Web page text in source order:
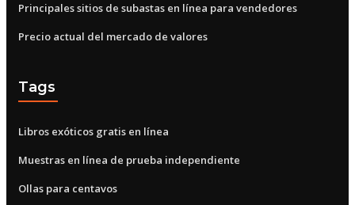
Principales sitios de subastas en línea para vendedores
Precio actual del mercado de valores
Tags
Libros exóticos gratis en línea
Muestras en línea de prueba independiente
Ollas para centavos